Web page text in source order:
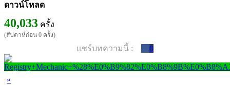
ดาวน์โหลด
40,033 ครั้ง
(สัปดาห์ก่อน 0 ครั้ง)
แชร์บทความนี้ : 0
»